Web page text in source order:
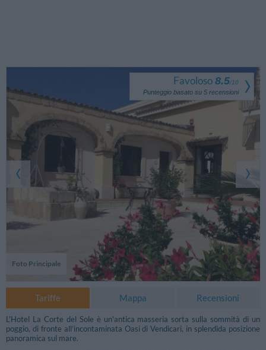
Foto Principale
Favoloso 8.5/10
Punteggio basato su 5 recensioni
Tariffe Mappa Recensioni
L'Hotel La Corte del Sole è un'antica masseria sorta sulla sommità di un
poggio, di fronte all’incontaminata Oasi di Vendicari, in splendida posizione
panoramica sul mare.